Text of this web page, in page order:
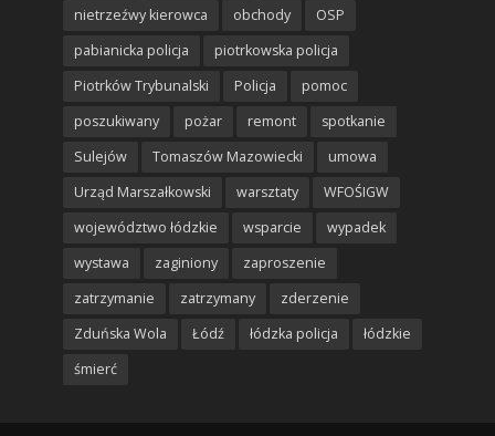
nietrzeźwy kierowca
obchody
OSP
pabianicka policja
piotrkowska policja
Piotrków Trybunalski
Policja
pomoc
poszukiwany
pożar remont
spotkanie
Sulejów
Tomaszów Mazowiecki
umowa
Urząd Marszałkowski
warsztaty
WFOŚIGW
województwo łódzkie
wsparcie
wypadek
wystawa
zaginiony
zaproszenie
zatrzymanie
zatrzymany
zderzenie
Zduńska Wola
Łódź łódzka policja
łódzkie
śmierć